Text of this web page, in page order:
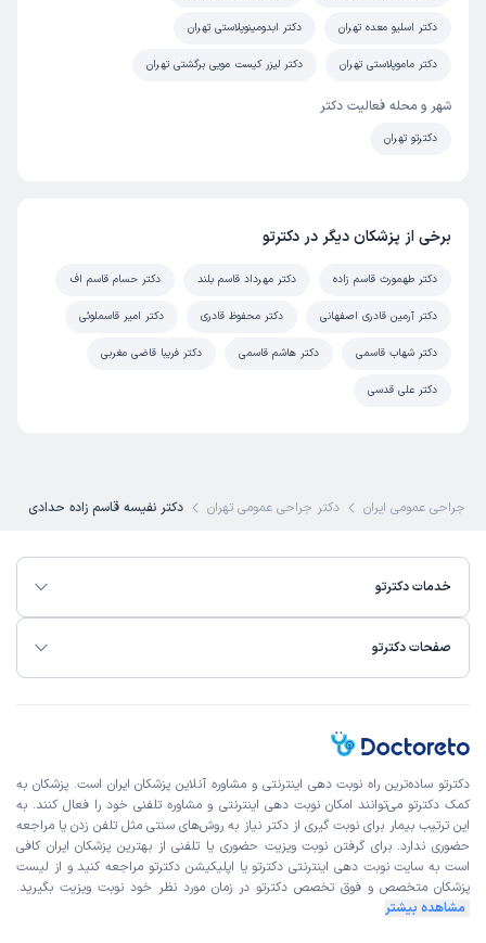
دکتر اسلیو معده تهران دکتر ابدومینوپلاستی تهران
دکتر ماموپلاستی تهران دکتر لیزر کیست مویی برگشتی تهران
شهر و محله فعالیت دکتر
دکترتو تهران
برخی از پزشکان دیگر در دکترتو
دکتر طهمورث قاسم زاده دکتر مهرداد قاسم بلند دکتر حسام قاسم اف
دکتر آرمین قادری اصفهانی دکتر محفوظ قادری دکتر امیر قاسملوئی
دکتر شهاب قاسمی دکتر هاشم قاسمی دکتر فریبا قاضی مغربی
دکتر علی قدسی
جراحی عمومی ایران دکتر جراحی عمومی تهران دکتر نفیسه قاسم زاده حدادی
خدمات دکترتو
صفحات دکترتو
دکترتو ساده‌ترین راه نوبت‌ دهی اینترنتی و مشاوره آنلاین پزشکان ایران است. پزشکان به
کمک دکترتو می‌توانند امکان نوبت دهی اینترنتی و مشاوره تلفنی خود را فعال کنند. به
این ترتیب بیمار برای نوبت گیری از دکتر نیاز به روش‌های سنتی مثل تلفن زدن یا مراجعه
حضوری ندارد. برای گرفتن نوبت ویزیت حضوری یا تلفنی از بهترین پزشکان ایران کافی
است به سایت نوبت دهی اینترنتی دکترتو یا اپلیکیشن دکترتو مراجعه کنید و از لیست
پزشکان متخصص و فوق تخصص دکترتو در زمان مورد نظر خود نوبت ویزیت بگیرید.
مشاهده بیشتر